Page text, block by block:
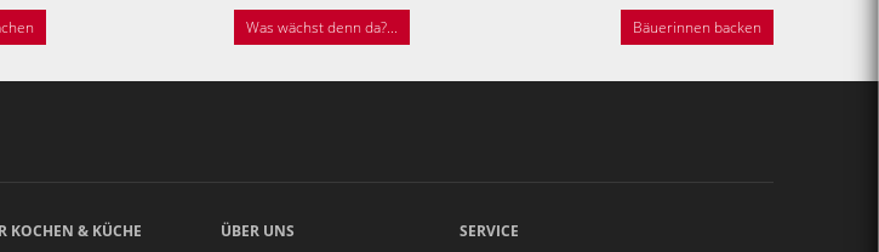
Was wächst denn da?... Bäuerinnen backen
KOCHEN & KÜCHE ÜBER UNS SERVICE